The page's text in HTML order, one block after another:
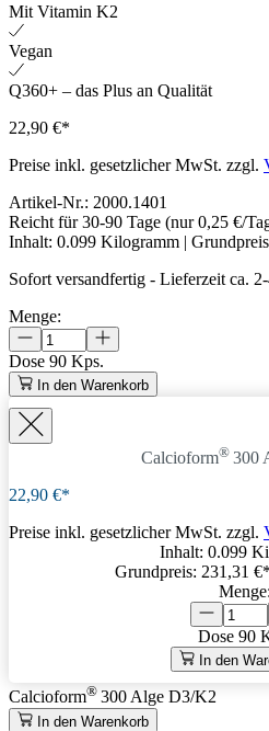
Mit Vitamin K2
Vegan
Q360+ – das Plus an Qualität
22,90 €*
Preise inkl. gesetzlicher MwSt. zzgl.
Artikel-Nr.: 2000.1401
Reicht für 30-90 Tage (nur 0,25 €/
Inhalt: 0.099 Kilogramm |
Sofort versandfertig - Lieferzeit ca.
Menge:
Dose 90 Kps.
In den Warenkorb
Calcioform® 300
22,90 €*
Preise inkl. gesetzlicher MwSt. zzgl.
Inhalt: 0.099
Grundpreis: 231,31 €
Menge:
Dose 90
In den
Calcioform® 300 Alge D3/K2
In den Warenkorb